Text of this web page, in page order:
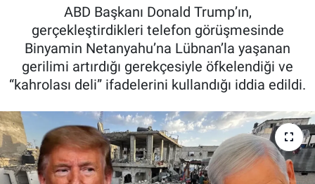
ABD Başkanı Donald Trump’ın,
gerçekleştirdikleri telefon görüşmesinde
Binyamin Netanyahu’na Lübnan’la yaşanan
gerilimi artırdığı gerekçesiyle öfkelendiği ve
“kahrolası deli” ifadelerini kullandığı iddia edildi.
Süper Lig Puan Durumu ve Fikstür
Tüm Manşetler
Haber Arşivi